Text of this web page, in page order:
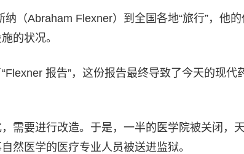
（Abraham Flexner）到全国各地“旅行”，他
的状况。
报告”，这份报告最终导致了今天的现代
需要进行改造。于是，一半的医学院被关闭，
然医学的医疗专业人员被送进监狱。